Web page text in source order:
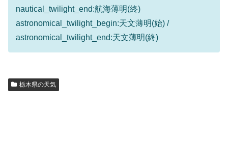
nautical_twilight_end:航海薄明(終)
astronomical_twilight_begin:天文薄明(始) /
astronomical_twilight_end:天文薄明(終)
栃木県の天気